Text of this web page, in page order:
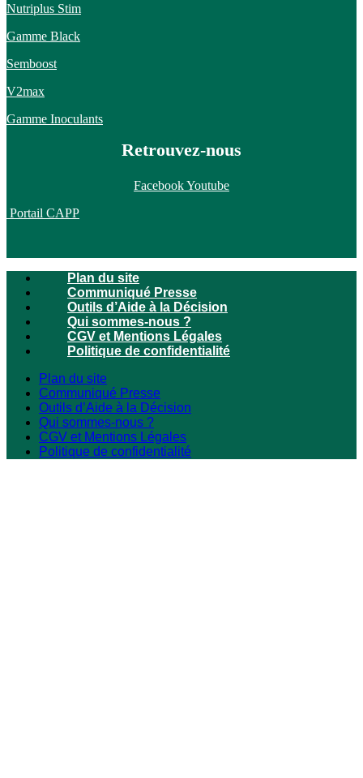
Nutriplus Stim
Gamme Black
Semboost
V2max
Gamme Inoculants
Retrouvez-nous
FacebookYoutube
Portail CAPP
Plan du site
Communiqué Presse
Outils d’Aide à la Décision
Qui sommes-nous ?
CGV et Mentions Légales
Politique de confidentialité
Plan du site
Communiqué Presse
Outils d’Aide à la Décision
Qui sommes-nous ?
CGV et Mentions Légales
Politique de confidentialité